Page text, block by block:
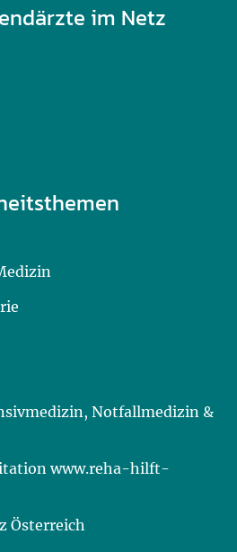
im Netz
Notfallmedizin &
www.reha-hilft-
Österreich